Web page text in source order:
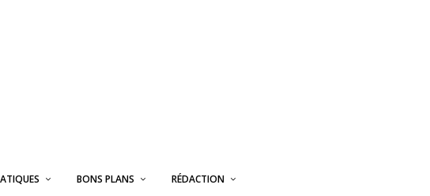
BONS PLANS RÉDACTION